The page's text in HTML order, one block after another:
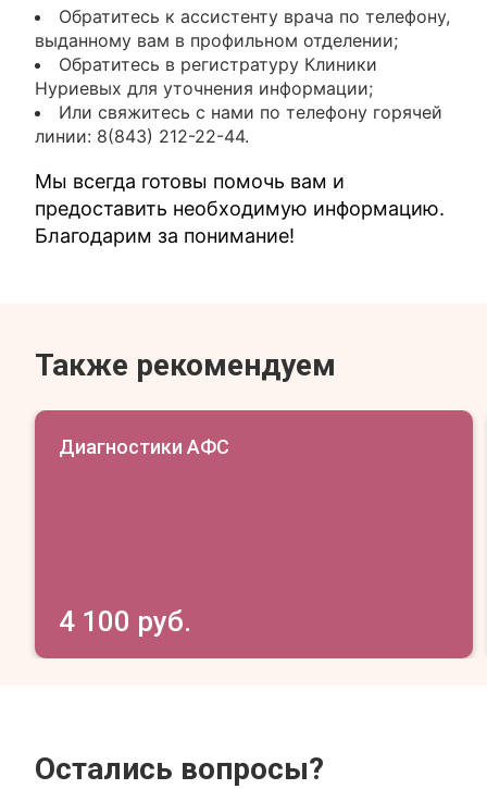
Обратитесь к ассистенту врача по телефону,
выданному вам в профильном отделении;
Обратитесь в регистратуру Клиники
Нуриевых для уточнения информации;
Или свяжитесь с нами по телефону горячей
линии: 8(843) 212-22-44.
Мы всегда готовы помочь вам и
предоставить необходимую информацию.
Благодарим за понимание!
Также рекомендуем
Диагностики АФС
4 100 руб.
Остались вопросы?